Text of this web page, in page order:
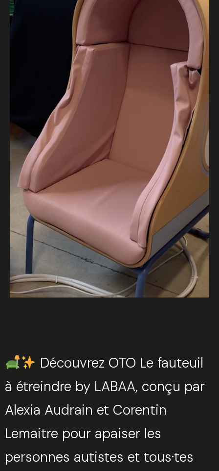
Découvrez OTO Le fauteuil
à étreindre by LABAA, conçu par
Alexia Audrain et Corentin
Lemaitre pour apaiser les
personnes autistes et tous·tes